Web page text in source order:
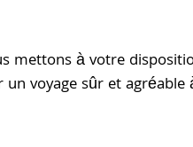
mettons à votre
voyage sûr et agréable